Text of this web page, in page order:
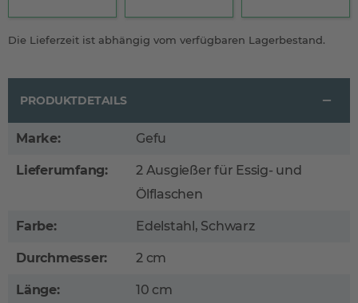
Die Lieferzeit ist abhängig vom verfügbaren Lagerbestand.
PRODUKTDETAILS
Marke: Gefu
Lieferumfang:
2 Ausgießer für Essig- und
Ölflaschen
Farbe: Edelstahl, Schwarz
Durchmesser: 2 cm
Länge: 10 cm